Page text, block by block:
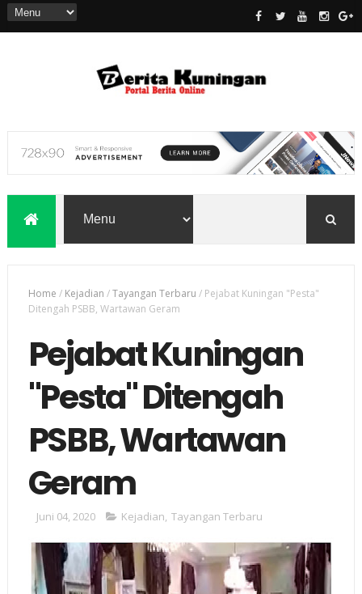
Home / Kejadian /Tayangan Terbaru / Pejabat Kuningan "Pesta"
Ditengah PSBB, Wartawan Geram
Pejabat Kuningan
"Pesta" Ditengah
PSBB, Wartawan
Geram
Juni 04, 2020 Kejadian Tayangan Terbaru